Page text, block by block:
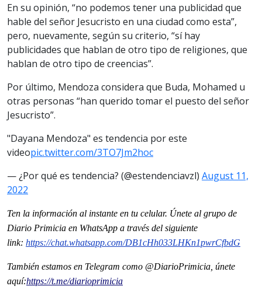
En su opinión, “no podemos tener una publicidad que
hable del señor Jesucristo en una ciudad como esta”,
pero, nuevamente, según su criterio, “sí hay
publicidades que hablan de otro tipo de religiones, que
hablan de otro tipo de creencias”.
Por último, Mendoza considera que Buda, Mohamed u
otras personas “han querido tomar el puesto del señor
Jesucristo”.
"Dayana Mendoza" es tendencia por este
videopic.twitter.com/3TO7Jm2hoc
— ¿Por qué es tendencia? (@estendenciavzl) August 11,
2022
Ten la información al instante en tu celular. Únete al grupo de
Diario Primicia en WhatsApp a través del siguiente
link: https://chat.whatsapp.com/DB1cHh033LHKn1pwrCfbdG
También estamos en Telegram como @DiarioPrimicia, únete
aquí:https://t.me/diarioprimicia